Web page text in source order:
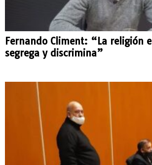
Fernando Climent: “La religión
segrega y discrimina”